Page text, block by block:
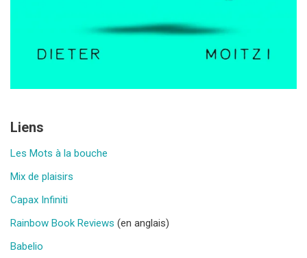
Liens
Les Mots à la bouche
Mix de plaisirs
Capax Infiniti
Rainbow Book Reviews (en anglais)
Babelio